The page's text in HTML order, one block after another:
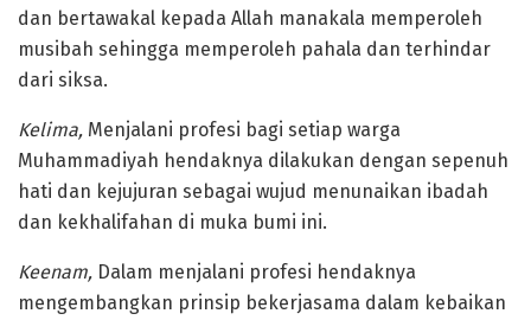
dan bertawakal kepada Allah manakala memperoleh
musibah sehingga memperoleh pahala dan terhindar
dari siksa.
Kelima, Menjalani profesi bagi setiap warga
Muhammadiyah hendaknya dilakukan dengan sepenuh
hati dan kejujuran sebagai wujud menunaikan ibadah
dan kekhalifahan di muka bumi ini.
Keenam, Dalam menjalani profesi hendaknya
mengembangkan prinsip bekerjasama dalam kebaikan